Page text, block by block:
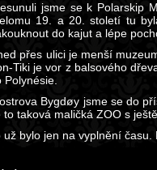
jsme se k Polarskip
19. a 20. století tu
do kajut a lépe
přes ulici je menší
Tiki je vor z balsového
Polynésie.
Bygdøy jsme se do
to taková maličká ZOO s
už bylo jen na vyplnění